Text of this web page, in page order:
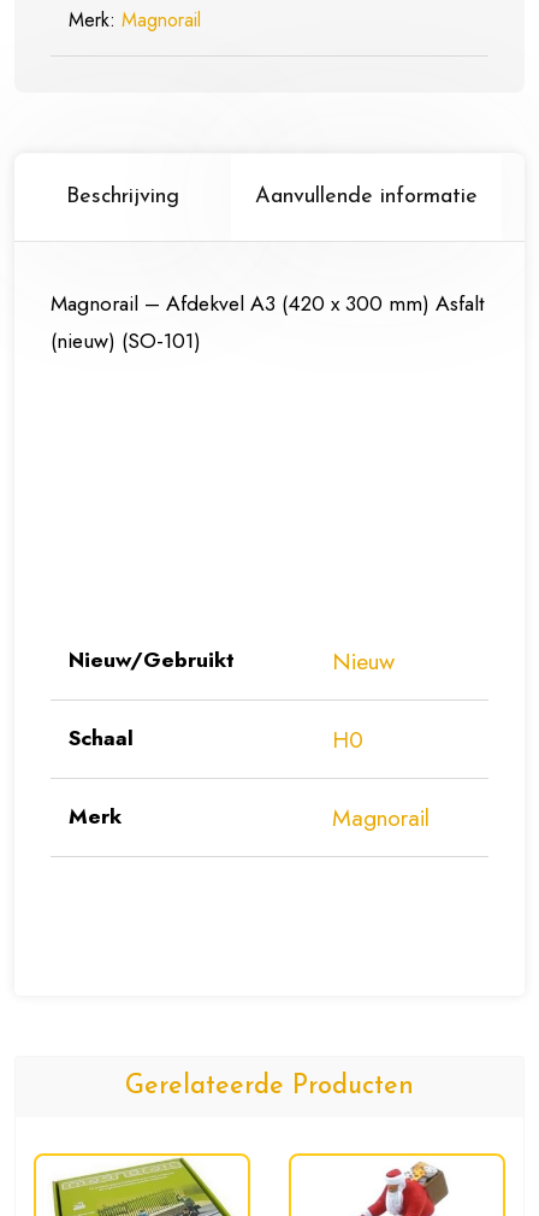
Merk: Magnorail
Beschrijving Aanvullende informatie
Magnorail – Afdekvel A3 (420 x 300 mm) Asfalt
(nieuw) (SO-101)
Nieuw/Gebruikt Nieuw
Schaal H0
Merk Magnorail
Gerelateerde Producten